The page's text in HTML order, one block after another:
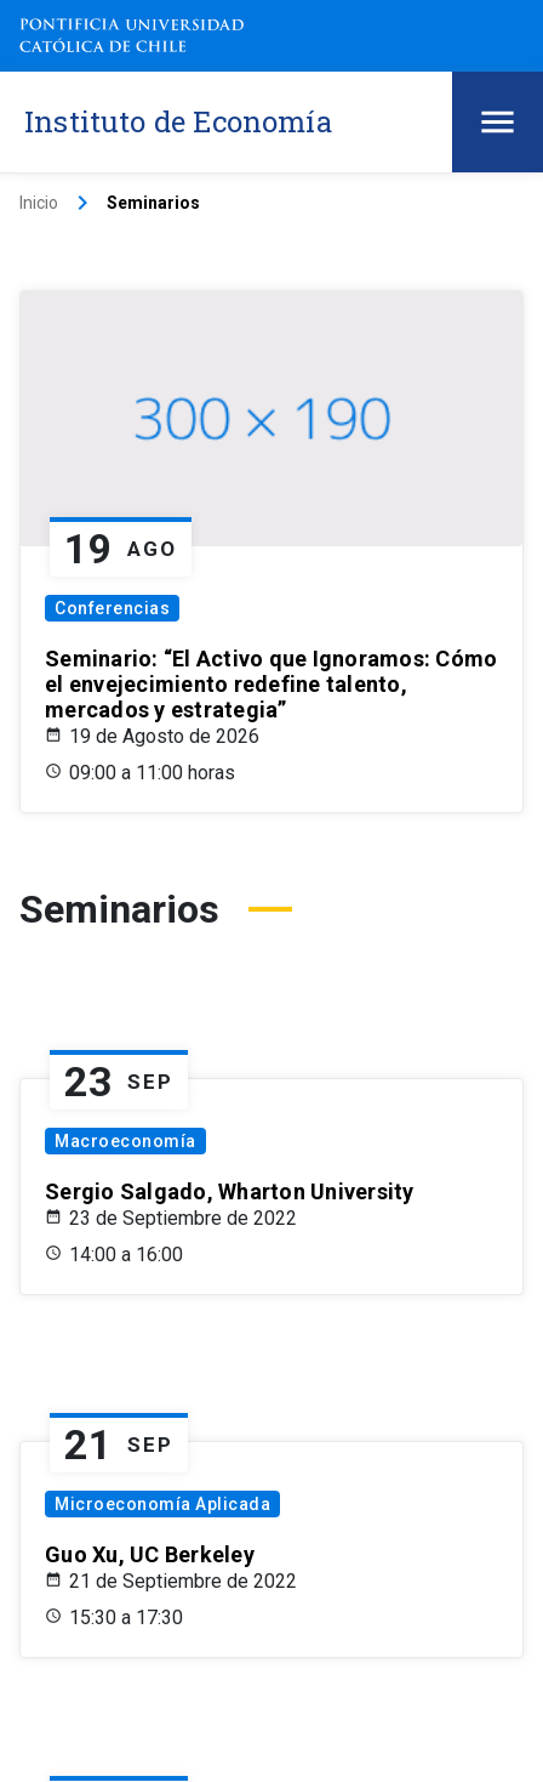
Instituto de Economía
Inicio keyboard_arrow_right Seminarios
19 AGO
Conferencias
Seminario: “El Activo que Ignoramos: Cómo
el envejecimiento redefine talento,
mercados y estrategia”
19 de Agosto de 2026
09:00 a 11:00 horas
Seminarios
23 SEP
Macroeconomía
Sergio Salgado, Wharton University
23 de Septiembre de 2022
14:00 a 16:00
21 SEP
Microeconomía Aplicada
Guo Xu, UC Berkeley
21 de Septiembre de 2022
15:30 a 17:30